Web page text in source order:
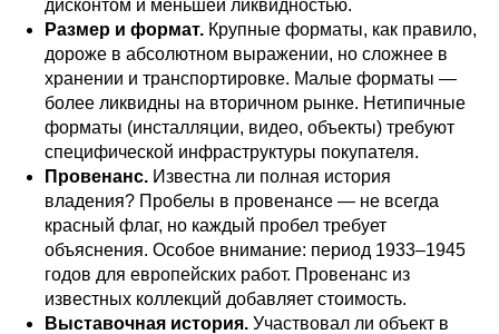
дисконтом и меньшей ликвидностью.
Размер и формат. Крупные форматы, как правило,
дороже в абсолютном выражении, но сложнее в
хранении и транспортировке. Малые форматы —
более ликвидны на вторичном рынке. Нетипичные
форматы (инсталляции, видео, объекты) требуют
специфической инфраструктуры покупателя.
Провенанс. Известна ли полная история
владения? Пробелы в провенансе — не всегда
красный флаг, но каждый пробел требует
объяснения. Особое внимание: период 1933–1945
годов для европейских работ. Провенанс из
известных коллекций добавляет стоимость.
Выставочная история. Участвовал ли объект в